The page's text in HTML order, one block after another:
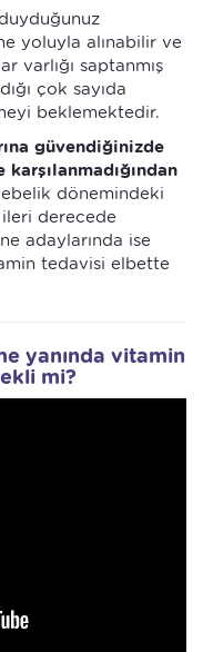
yoluyla alınabilir ve
varlığı saptanmış
çok sayıda
beklemektedir.
güvendiğinizde
dönemindeki
derecede
adaylarında ise
tedavisi elbette
yanında vitamin
mi?